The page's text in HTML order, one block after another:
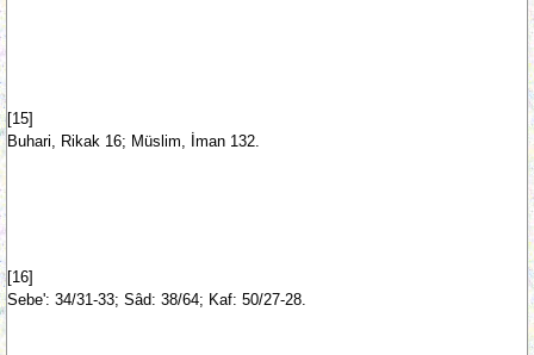
[15]
Buhari, Rikak 16; Müslim, İman 132.
[16]
Sebe': 34/31-33; Sâd: 38/64; Kaf: 50/27-28.